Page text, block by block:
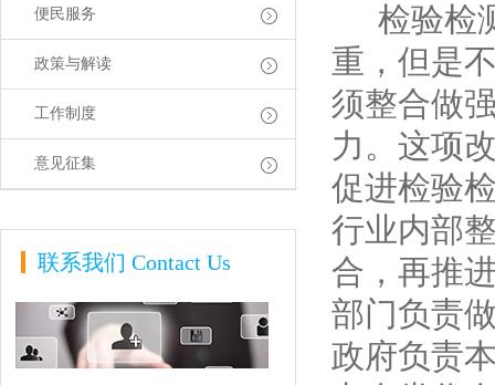
便民服务
政策与解读
工作制度
意见征集
联系我们 Contact Us
检验检
重，但是
须整合做
力。这项
促进检验
行业内部
合，再推
部门负责
政府负责